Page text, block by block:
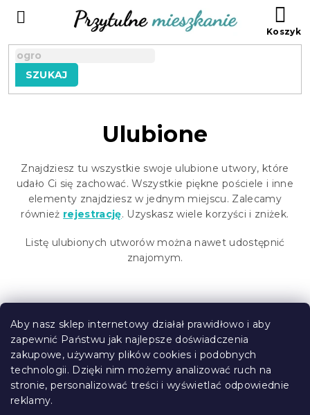
Aby nasz sklep internetowy działał prawidłowo i aby
zapewnić Państwu jak najlepsze doświadczenia
zakupowe, używamy plików cookies i podobnych
technologii. Dzięki nim możemy analizować ruch na
stronie, personalizować treści i wyświetlać odpowiednie
reklamy.
SZUKAJ
Ulubione
Znajdziesz tu wszystkie swoje ulubione utwory, które
udało Ci się zachować. Wszystkie piękne pościele i inne
elementy znajdziesz w jednym miejscu. Zalecamy
również rejestrację. Uzyskasz wiele korzyści i zniżek.
Listę ulubionych utworów można nawet udostępnić
znajomym.
S
Informacje dla Ciebie
Śledzenie zamówienia
Opcje dostawy
Metody płatności